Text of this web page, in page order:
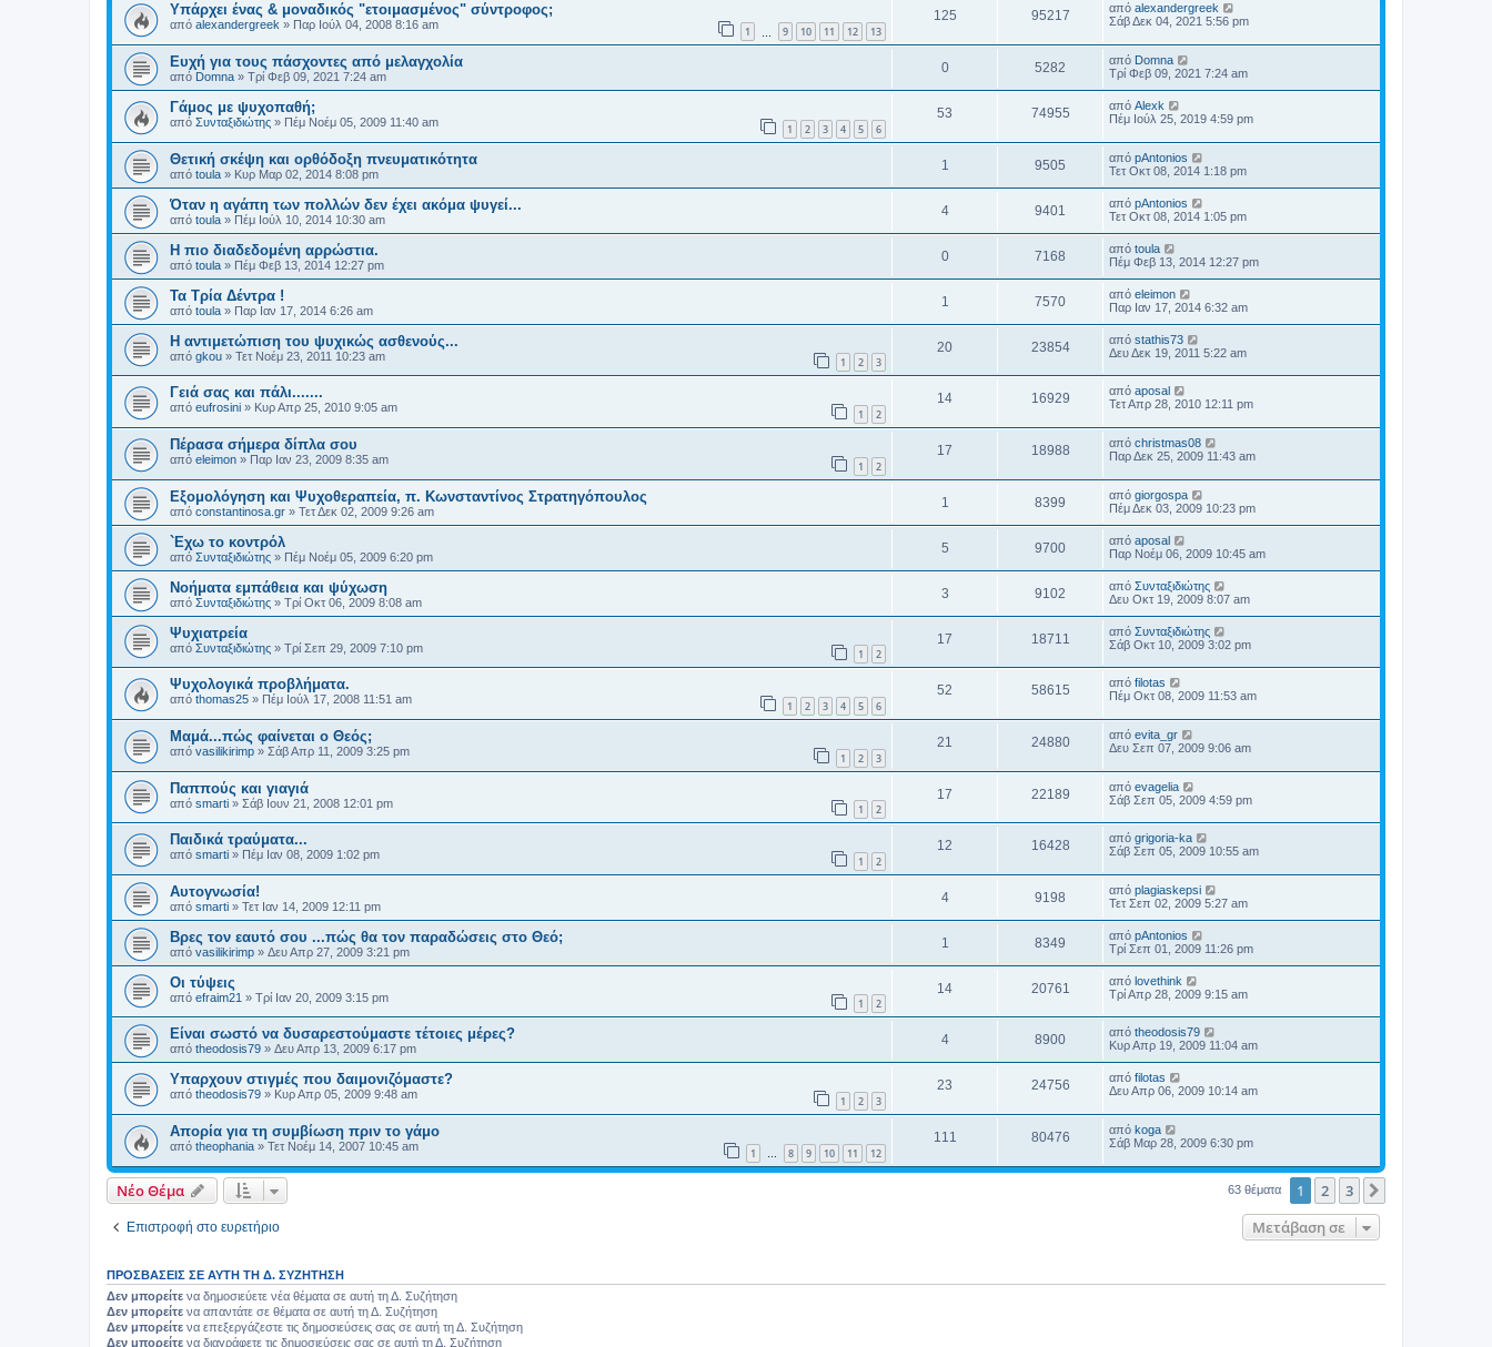
Υπάρχει ένας & μοναδικός "ετοιμασμένος" σύντροφος;
από alexandergreek » Παρ Ιούλ 04, 2008 8:16 am 1 9 10 11 12 13
125 95217 από alexandergreek
Σάβ Δεκ 04, 2021 5:56 pm
Ευχή για τους πάσχοντες από μελαγχολία
από Domna » Τρί Φεβ 09, 2021 7:24 am
0 5282 από Domna
Τρί Φεβ 09, 2021 7:24 am
Γάμος με ψυχοπαθή;
από Συνταξιδιώτης » Πέμ Νοέμ 05, 2009 11:40 am 1 2 3 4 5 6
53 74955 από Alexk
Πέμ Ιούλ 25, 2019 4:59 pm
Θετική σκέψη και ορθόδοξη πνευματικότητα
από toula » Κυρ Μαρ 02, 2014 8:08 pm
1 9505 από pAntonios
Τετ Οκτ 08, 2014 1:18 pm
Όταν η αγάπη των πολλών δεν έχει ακόμα ψυγεί...
από toula » Πέμ Ιούλ 10, 2014 10:30 am
4 9401 από pAntonios
Τετ Οκτ 08, 2014 1:05 pm
H πιο διαδεδομένη αρρώστια.
από toula » Πέμ Φεβ 13, 2014 12:27 pm
0 7168 από toula
Πέμ Φεβ 13, 2014 12:27 pm
Τα Τρία Δέντρα !
από toula » Παρ Ιαν 17, 2014 6:26 am
1 7570 από eleimon
Παρ Ιαν 17, 2014 6:32 am
Η αντιμετώπιση του ψυχικώς ασθενούς...
από gkou » Τετ Νοέμ 23, 2011 10:23 am 1 2 3
20 23854 από stathis73
Δευ Δεκ 19, 2011 5:22 am
Γειά σας και πάλι.......
από eufrosini » Κυρ Απρ 25, 2010 9:05 am 1 2
14 16929 από aposal
Τετ Απρ 28, 2010 12:11 pm
Πέρασα σήμερα δίπλα σου
από eleimon » Παρ Ιαν 23, 2009 8:35 am 1 2
17 18988 από christmas08
Παρ Δεκ 25, 2009 11:43 am
Εξομολόγηση και Ψυχοθεραπεία, π. Κωνσταντίνος Στρατηγόπουλος
από constantinosa.gr » Τετ Δεκ 02, 2009 9:26 am
1 8399 από giorgospa
Πέμ Δεκ 03, 2009 10:23 pm
`Εχω το κοντρόλ
από Συνταξιδιώτης » Πέμ Νοέμ 05, 2009 6:20 pm
5 9700 από aposal
Παρ Νοέμ 06, 2009 10:45 am
Νοήματα εμπάθεια και ψύχωση
από Συνταξιδιώτης » Τρί Οκτ 06, 2009 8:08 am
3 9102 από Συνταξιδιώτης
Δευ Οκτ 19, 2009 8:07 am
Ψυχιατρεία
από Συνταξιδιώτης » Τρί Σεπ 29, 2009 7:10 pm 1 2
17 18711 από Συνταξιδιώτης
Σάβ Οκτ 10, 2009 3:02 pm
Ψυχολογικά προβλήματα.
από thomas25 » Πέμ Ιούλ 17, 2008 11:51 am 1 2 3 4 5 6
52 58615 από filotas
Πέμ Οκτ 08, 2009 11:53 am
Μαμά...πώς φαίνεται ο Θεός;
από vasilikirimp » Σάβ Απρ 11, 2009 3:25 pm 1 2 3
21 24880 από evita_gr
Δευ Σεπ 07, 2009 9:06 am
Παππούς και γιαγιά
από smarti » Σάβ Ιουν 21, 2008 12:01 pm 1 2
17 22189 από evagelia
Σάβ Σεπ 05, 2009 4:59 pm
Παιδικά τραύματα...
από smarti » Πέμ Ιαν 08, 2009 1:02 pm 1 2
12 16428 από grigoria-ka
Σάβ Σεπ 05, 2009 10:55 am
Αυτογνωσία!
από smarti » Τετ Ιαν 14, 2009 12:11 pm
4 9198 από plagiaskepsi
Τετ Σεπ 02, 2009 5:27 am
Βρες τον εαυτό σου ...πώς θα τον παραδώσεις στο Θεό;
από vasilikirimp » Δευ Απρ 27, 2009 3:21 pm
1 8349 από pAntonios
Τρί Σεπ 01, 2009 11:26 pm
Οι τύψεις
από efraim21 » Τρί Ιαν 20, 2009 3:15 pm 1 2
14 20761 από lovethink
Τρί Απρ 28, 2009 9:15 am
Είναι σωστό να δυσαρεστούμαστε τέτοιες μέρες?
από theodosis79 » Δευ Απρ 13, 2009 6:17 pm
4 8900 από theodosis79
Κυρ Απρ 19, 2009 11:04 am
Υπαρχουν στιγμές που δαιμονιζόμαστε?
από theodosis79 » Κυρ Απρ 05, 2009 9:48 am 1 2 3
23 24756 από filotas
Δευ Απρ 06, 2009 10:14 am
Απορία για τη συμβίωση πριν το γάμο
από theophania » Τετ Νοέμ 14, 2007 10:45 am 1 … 8 9 10 11 12
111 80476 από koga
Σάβ Μαρ 28, 2009 6:30 pm
Νέο Θέμα 63 θέματα 1 2 3
Επιστροφή στο ευρετήριο Μετάβαση σε
ΠΡΟΣΒΆΣΕΙΣ ΣΕ ΑΥΤΉ ΤΗ Δ. ΣΥΖΉΤΗΣΗ
Δεν μπορείτε να δημοσιεύετε νέα θέματα σε αυτή τη Δ. Συζήτηση
Δεν μπορείτε να απαντάτε σε θέματα σε αυτή τη Δ. Συζήτηση
Δεν μπορείτε να επεξεργάζεστε τις δημοσιεύσεις σας σε αυτή τη Δ. Συζήτηση
Δεν μπορείτε να διαγράφετε τις δημοσιεύσεις σας σε αυτή τη Δ. Συζήτηση